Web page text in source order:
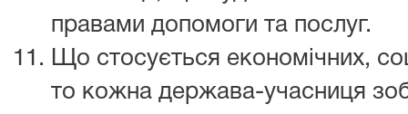
правами допомоги та послуг.
Що стосується економічних,
то кожна держава-учасниця